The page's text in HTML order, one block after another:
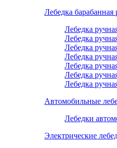
Лебедка барабанная
Лебедка
Лебедка
Лебедка
Лебедка
Лебедка
Лебедка
Лебедка
Автомобильные
Лебедки
Электрические